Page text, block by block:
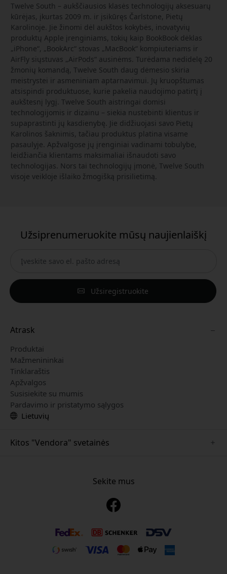
Twelve South – aukščiausios klasės technologijų aksesuarų
kūrėjas, įkurtas 2009 m. ir įsikūręs Čarlstone, Pietų
Karolinoje. Jie žinomi dėl aukštos kokybės, inovatyvių
produktų Apple įrenginiams, tokių kaip BookBook dėklas
„iPhone“, „BookArc“ stovas „MacBook“ kompiuteriams ir
AirFly siųstuvas „AirPods“ ausinėms. Turėdama nedidelę 20
žmonių komandą, Twelve South daug dėmesio skiria
meistrystei ir asmeniniam aptarnavimui. Jų kruopštumas
atsispindi produktuose, kurie pakelia naudojimo patirtį į
aukštesnį lygį. Twelve South aistringai domisi
technologijomis ir dizainu – siekia nustebinti klientus ir
supaprastinti jų kasdienybę. Jie didžiuojasi savo Pietų
Karolinos šaknimis, tačiau produktus platina visame
pasaulyje. Apžvalgose jų įrenginiai vadinami tobulybe,
leidžiančia klientams maksimaliai išnaudoti savo
technologijas. Nors tai technologijų įmonė, Twelve South
visoje veikloje išlaiko žmogišką prisilietimą.
Užsiprenumeruokite mūsų naujienlaiškį
Užsiregistruokite
Atrask
Produktai
Mažmenininkai
Tinklaraštis
Apžvalgos
Susisiekite su mumis
Pardavimo ir pristatymo sąlygos
Lietuvių
Kitos "Vendora" svetainės
www.pipetto.se
Sekite mus